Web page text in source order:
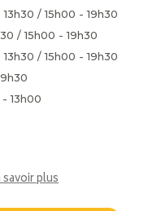
/ 15h00 - 19h30
/ 15h00 - 19h30
/ 15h00 - 19h30
13h00
savoir plus